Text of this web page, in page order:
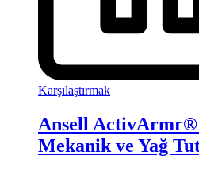
Karşılaştırmak
Ansell
Mekanik ve Yağ